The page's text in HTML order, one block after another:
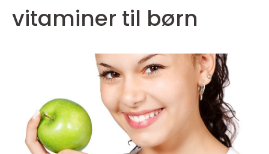
vitaminer til børn